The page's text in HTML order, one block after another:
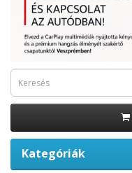
Kategóriák